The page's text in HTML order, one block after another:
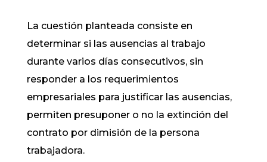
La cuestión planteada consiste en
determinar si las ausencias al trabajo
durante varios días consecutivos, sin
responder a los requerimientos
empresariales para justificar las ausencias,
permiten presuponer o no la extinción del
contrato por dimisión de la persona
trabajadora.